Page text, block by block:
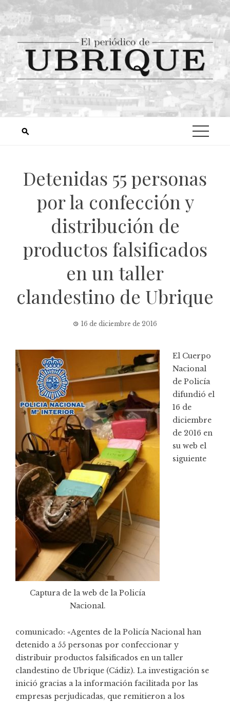
Detenidas 55 personas
por la confección y
distribución de
productos falsificados
en un taller
clandestino de Ubrique
16 de diciembre de 2016
Captura de la web de la Policía
Nacional.
El Cuerpo
Nacional
de Policía
difundió el
16 de
diciembre
de 2016 en
su web el
siguiente
comunicado: «Agentes de la Policía Nacional han
detenido a 55 personas por confeccionar y
distribuir productos falsificados en un taller
clandestino de Ubrique (Cádiz). La investigación se
inició gracias a la información facilitada por las
empresas perjudicadas, que remitieron a los